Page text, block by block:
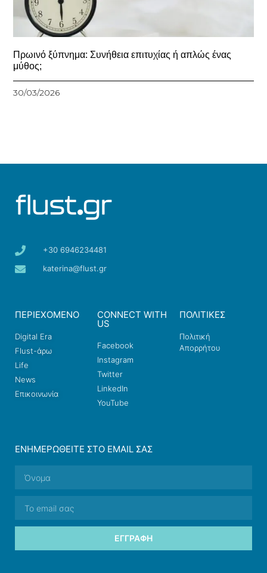
Πρωινό ξύπνημα: Συνήθεια επιτυχίας ή απλώς ένας
μύθος;
30/03/2026
+30 6946234481
katerina@flust.gr
ΠΕΡΙΕΧΟΜΕΝΟ
Digital Era
Flust-άρω
Life
News
Επικοινωνία
CONNECT WITH
US
Facebook
Instagram
Twitter
LinkedIn
YouTube
ΠΟΛΙΤΙΚΕΣ
Πολιτική
Απορρήτου
ΕΝΗΜΕΡΩΘΕΊΤΕ ΣΤΟ EMAIL ΣΑΣ
ΕΓΓΡΑΦΉ